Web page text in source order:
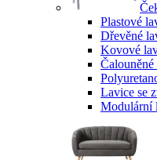
Plastové
Dřevěné
Kovové
Lavice se
Modulární